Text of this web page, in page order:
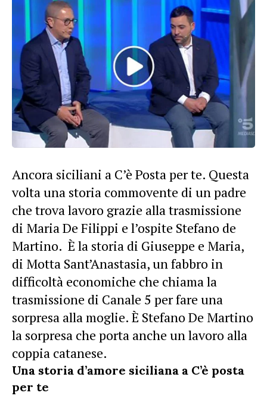
Ancora siciliani a C’è Posta per te. Questa
volta una storia commovente di un padre
che trova lavoro grazie alla trasmissione
di Maria De Filippi e l’ospite Stefano de
Martino. È la storia di Giuseppe e Maria,
di Motta Sant’Anastasia, un fabbro in
difficoltà economiche che chiama la
trasmissione di Canale 5 per fare una
sorpresa alla moglie. È Stefano De Martino
la sorpresa che porta anche un lavoro alla
coppia catanese.
Una storia d’amore siciliana a C’è posta
per te